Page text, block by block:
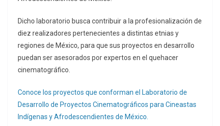
Dicho laboratorio busca contribuir a la profesionalización de
diez realizadores pertenecientes a distintas etnias y
regiones de México, para que sus proyectos en desarrollo
puedan ser asesorados por expertos en el quehacer
cinematográfico.
Conoce los proyectos que conforman el Laboratorio de
Desarrollo de Proyectos Cinematográficos para Cineastas
Indígenas y Afrodescendientes de México.